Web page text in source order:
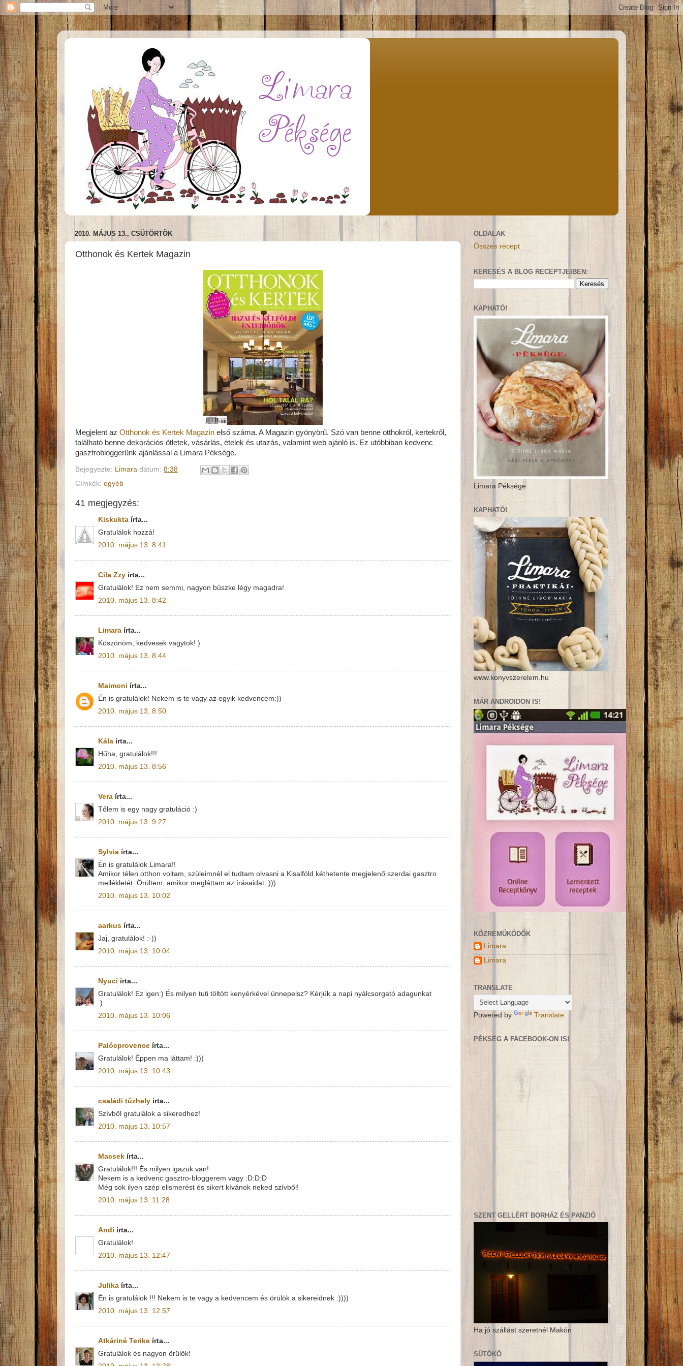
2010. MÁJUS 13., CSÜTÖRTÖK
Otthonok és Kertek Magazin
Megjelent az Otthonok és Kertek Magazin első száma. A Magazin gyönyörű. Szó van benne otthokról, kertekről,
található benne dekorációs ötletek, vásárlás, ételek és utazás, valamint web ajánló is. Ez utóbbiban kedvenc
gasztrobloggerünk ajánlással a Limara Péksége.
Bejegyezte: Limara dátum: 8:38
Címkék: egyéb
41 megjegyzés:
Kiskukta írta...
Gratulálok hozzá!
2010. május 13. 8:41
Cila Zzy írta...
Gratulálok! Ez nem semmi, nagyon büszke légy magadra!
2010. május 13. 8:42
Limara írta...
Köszönöm, kedvesek vagytok! )
2010. május 13. 8:44
Maimoni írta...
Én is gratulálok! Nekem is te vagy az egyik kedvencem:))
2010. május 13. 8:50
Kála írta...
Hűha, gratulálok!!!
2010. május 13. 8:56
Vera írta...
Tőlem is egy nagy gratuláció :)
2010. május 13. 9:27
Sylvia írta...
Én is gratulálok Limara!!
Amikor télen otthon voltam, szüleimnél el tudtam olvasni a Kisalföld kéthetente megjelenő szerdai gasztro
mellékletét. Örültem, amikor megláttam az írásaidat :)))
2010. május 13. 10:02
aarkus írta...
Jaj, gratulálok! :-))
2010. május 13. 10:04
Nyuci írta...
Gratulálok! Ez igen:) És milyen tuti töltött kenyérkével ünnepelsz? Kérjük a napi nyálcsorgató adagunkat
:)
2010. május 13. 10:06
Palócprovence írta...
Gratulálok! Éppen ma láttam! :)))
2010. május 13. 10:43
családi tűzhely írta...
Szívből gratulálok a sikeredhez!
2010. május 13. 10:57
Macsek írta...
Gratulálok!!! És milyen igazuk van!
Nekem is a kedvenc gasztro-bloggerem vagy :D:D:D
Még sok ilyen szép elismerést és sikert kívánok neked szívből!
2010. május 13. 11:28
Andi írta...
Gratulálok!
2010. május 13. 12:47
Julika írta...
Én is gratulálok !!! Nekem is te vagy a kedvencem és örülök a sikereidnek :))))
2010. május 13. 12:57
Atkáriné Terike írta...
Gratulálok és nagyon örülök!
OLDALAK
Összes recept
KERESÉS A BLOG RECEPTJEIBEN:
KAPHATÓ!
Limara Péksége
KAPHATÓ!
www.konyvszerelem.hu
MÁR ANDROIDON IS!
KÖZREMŰKÖDŐK
Limara
Limara
TRANSLATE
Powered by Translate
PÉKSÉG A FACEBOOK-ON IS!
SZENT GELLÉRT BORHÁZ ÉS PANZIÓ
Ha jó szállást szeretnél Makón
SÜTŐKŐ